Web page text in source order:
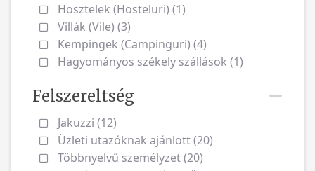
Hosztelek (Hosteluri) (1)
Villák (Vile) (3)
Kempingek (Campinguri) (4)
Hagyományos székely szállások (1)
Felszereltség
Jakuzzi (12)
Üzleti utazóknak ajánlott (20)
Többnyelvű személyzet (20)